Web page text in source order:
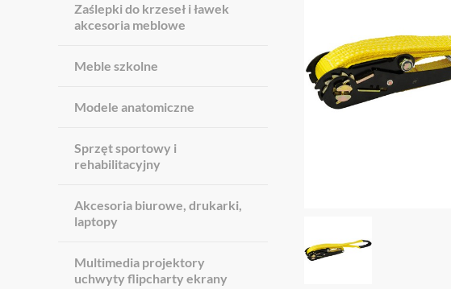
Zaślepki do krzeseł i ławek
akcesoria meblowe
Meble szkolne
Modele anatomiczne
Sprzęt sportowy i
rehabilitacyjny
Akcesoria biurowe, drukarki,
laptopy
Multimedia projektory
uchwyty flipcharty ekrany